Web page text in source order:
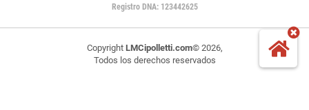
Registro DNA: 123442625
Copyright LMCipolletti.com© 2026,
Todos los derechos reservados